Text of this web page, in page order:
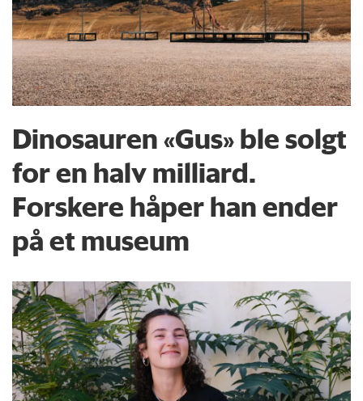
Dinosauren «Gus» ble solgt
for en halv milliard.
Forskere håper han ender
på et museum